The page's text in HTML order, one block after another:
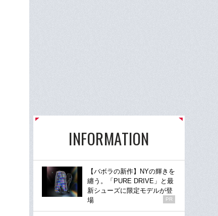
INFORMATION
【バボラの新作】NYの輝きを
纏う。「PURE DRIVE」と最
新シューズに限定モデルが登
場
PR